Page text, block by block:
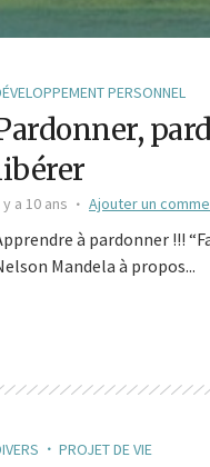
PERSONNEL
y a 10 ans Ajouter un
à pardonner !!!
Mandela à propos...
PROJET DE VIE